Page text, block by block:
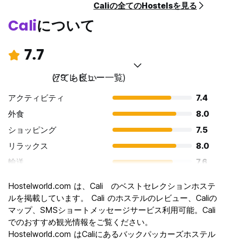
Caliの全てのHostelsを見る
Caliについて
7.7
とても良い
(79 レビュー一覧)
アクティビティ
7.4
外食
8.0
ショッピング
7.5
リラックス
8.0
輸送
7.6
文化
7.5
ナイトライフ
8.6
コストパフォーマンス
Hostelworld.com は、Cali のベストセレクションホステ
ルを掲載しています。 Cali のホステルのレビュー、Caliの
マップ、SMSショートメッセージサービス利用可能。Cali
でのおすすめ観光情報をご覧ください。
Hostelworld.com はCaliにあるバックパッカーズホステル